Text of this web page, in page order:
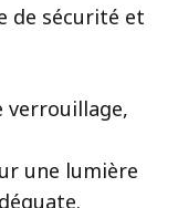
de sécurité et
verrouillage,
une lumière